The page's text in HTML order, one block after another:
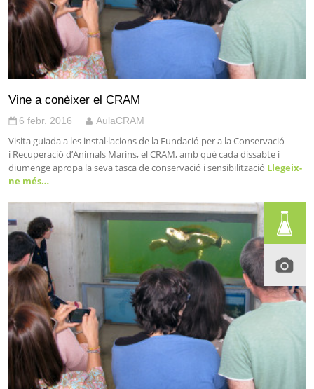
Vine a conèixer el CRAM
6 febr. 2016 AulaCRAM
Visita guiada a les instal·lacions de la Fundació per a la Conservació
i Recuperació d’Animals Marins, el CRAM, amb què cada dissabte i
diumenge apropa la seva tasca de conservació i sensibilització Llegeix-
ne més…